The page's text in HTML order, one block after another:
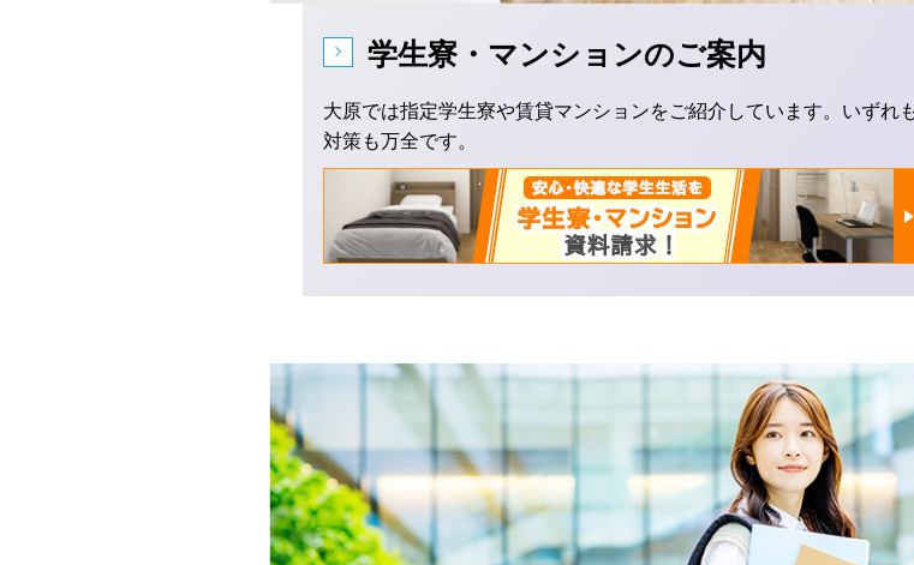
学生寮・マンションのご案内
大原では指定学生寮や賃貸マンションをご紹介しています。いずれ
対策も万全です。